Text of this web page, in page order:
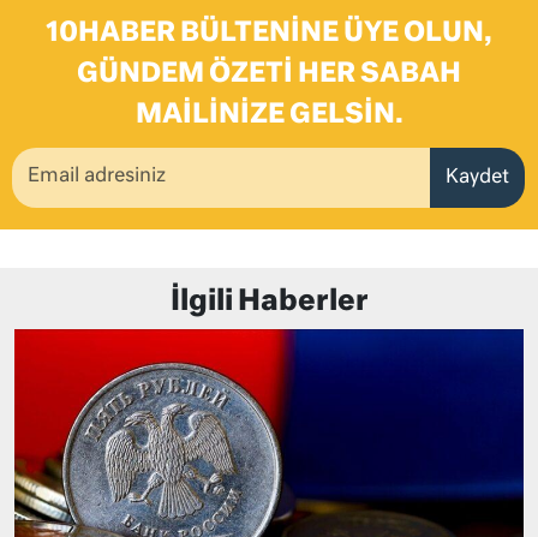
10HABER BÜLTENINE ÜYE OLUN,
GÜNDEM ÖZETI HER SABAH
MAILINIZE GELSIN.
Kaydet
İlgili Haberler